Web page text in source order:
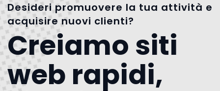
Desideri promuovere la tua attività e
acquisire nuovi clienti?
Creiamo siti
web rapidi,